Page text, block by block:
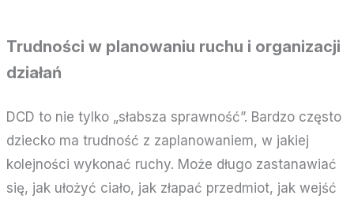
Trudności w planowaniu ruchu i organizacji
działań
DCD to nie tylko „słabsza sprawność”. Bardzo często
dziecko ma trudność z zaplanowaniem, w jakiej
kolejności wykonać ruchy. Może długo zastanawiać
się, jak ułożyć ciało, jak złapać przedmiot, jak wejść